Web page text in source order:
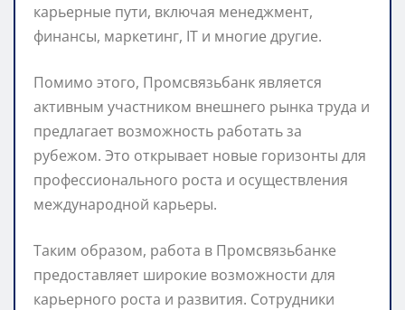
карьерные пути, включая менеджмент,
финансы, маркетинг, IT и многие другие.
Помимо этого, Промсвязьбанк является
активным участником внешнего рынка труда и
предлагает возможность работать за
рубежом. Это открывает новые горизонты для
профессионального роста и осуществления
международной карьеры.
Таким образом, работа в Промсвязьбанке
предоставляет широкие возможности для
карьерного роста и развития. Сотрудники